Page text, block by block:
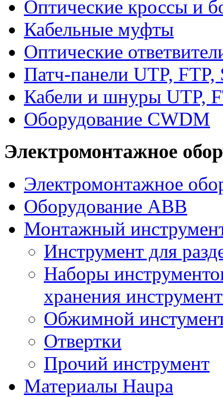
Оптические кроссы и
Кабельные муфты
Оптические
Патч-панели UTP, FTP,
Кабели и шнуры UTP,
Оборудование CWDM
Электромонтажное
Электромонтажное
Оборудование ABB
Монтажный
Инструмент для
Наборы
хранения
Обжимной
Отвертки
Прочий инструмент
Материалы Haupa